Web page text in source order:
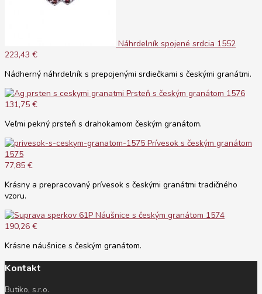
Náhrdelník spojené srdcia 1552
223,43 €
Nádherný náhrdelník s prepojenými srdiečkami s českými granátmi.
Prsteň s českým granátom 1576
131,75 €
Veľmi pekný prsteň s drahokamom českým granátom.
Prívesok s českým granátom
1575
77,85 €
Krásny a prepracovaný prívesok s českými granátmi tradičného
vzoru.
Náušnice s českým granátom 1574
190,26 €
Krásne náušnice s českým granátom.
Kontakt
Butiko, s.r.o.